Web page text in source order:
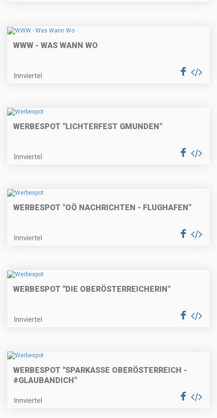
WWW - WAS WANN WO
Innviertel
WERBESPOT "LICHTERFEST GMUNDEN"
Innviertel
WERBESPOT "OÖ NACHRICHTEN - FLUGHAFEN"
Innviertel
WERBESPOT "DIE OBERÖSTERREICHERIN"
Innviertel
WERBESPOT "SPARKASSE OBERÖSTERREICH -
#GLAUBANDICH"
Innviertel